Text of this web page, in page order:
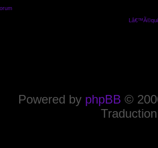
Powered by phpBB ©